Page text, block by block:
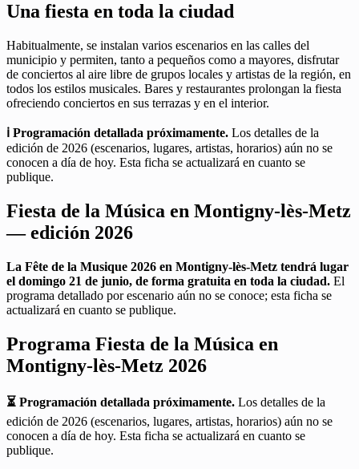
Una fiesta en toda la ciudad
Habitualmente, se instalan varios escenarios en las calles del
municipio y permiten, tanto a pequeños como a mayores, disfrutar
de conciertos al aire libre de grupos locales y artistas de la región, en
todos los estilos musicales. Bares y restaurantes prolongan la fiesta
ofreciendo conciertos en sus terrazas y en el interior.
ℹ️ Programación detallada próximamente. Los detalles de la
edición de 2026 (escenarios, lugares, artistas, horarios) aún no se
conocen a día de hoy. Esta ficha se actualizará en cuanto se
publique.
Fiesta de la Música en Montigny-lès-Metz
— edición 2026
La Fête de la Musique 2026 en Montigny-lès-Metz tendrá lugar
el domingo 21 de junio, de forma gratuita en toda la ciudad. El
programa detallado por escenario aún no se conoce; esta ficha se
actualizará en cuanto se publique.
Programa Fiesta de la Música en
Montigny-lès-Metz 2026
⏳ Programación detallada próximamente. Los detalles de la
edición de 2026 (escenarios, lugares, artistas, horarios) aún no se
conocen a día de hoy. Esta ficha se actualizará en cuanto se
publique.